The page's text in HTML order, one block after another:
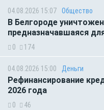
04.08.2026 15:07 Общество
В Белгороде
предназначавшаяся
0 174
04.08.2026 15:00 Деньги
Рефинансирование
2026 года
0 46